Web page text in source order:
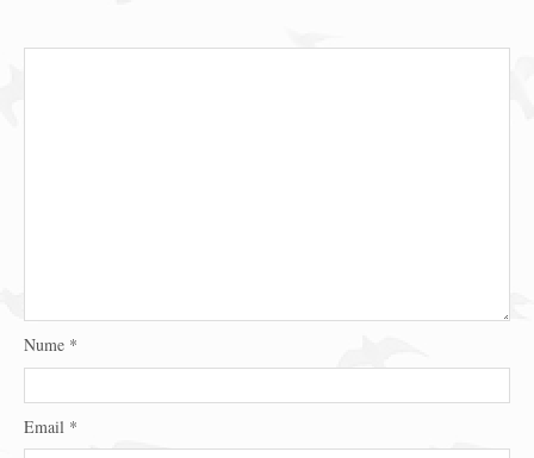
Nume *
Email *